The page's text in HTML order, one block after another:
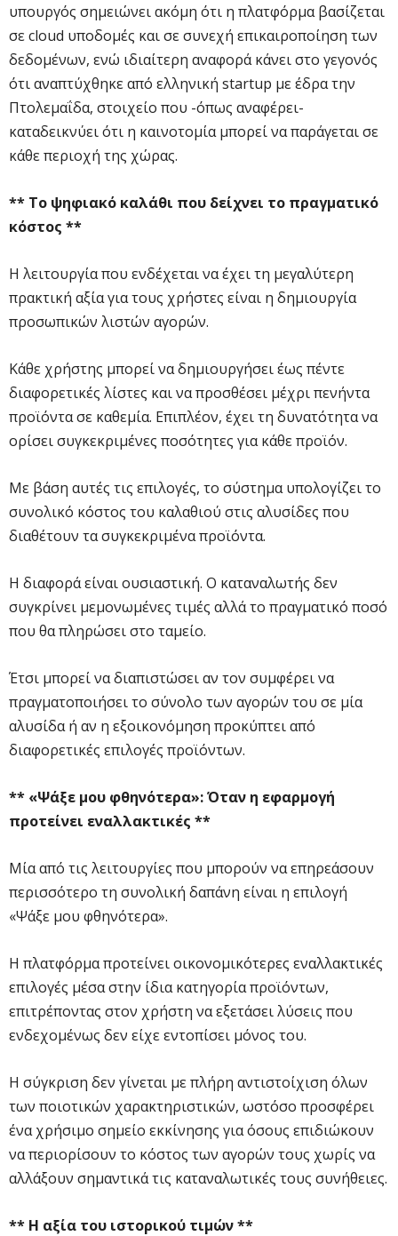
υπουργός σημειώνει ακόμη ότι η πλατφόρμα βασίζεται
σε cloud υποδομές και σε συνεχή επικαιροποίηση των
δεδομένων, ενώ ιδιαίτερη αναφορά κάνει στο γεγονός
ότι αναπτύχθηκε από ελληνική startup με έδρα την
Πτολεμαΐδα, στοιχείο που -όπως αναφέρει-
καταδεικνύει ότι η καινοτομία μπορεί να παράγεται σε
κάθε περιοχή της χώρας.
** Το ψηφιακό καλάθι που δείχνει το πραγματικό
κόστος **
Η λειτουργία που ενδέχεται να έχει τη μεγαλύτερη
πρακτική αξία για τους χρήστες είναι η δημιουργία
προσωπικών λιστών αγορών.
Κάθε χρήστης μπορεί να δημιουργήσει έως πέντε
διαφορετικές λίστες και να προσθέσει μέχρι πενήντα
προϊόντα σε καθεμία. Επιπλέον, έχει τη δυνατότητα να
ορίσει συγκεκριμένες ποσότητες για κάθε προϊόν.
Με βάση αυτές τις επιλογές, το σύστημα υπολογίζει το
συνολικό κόστος του καλαθιού στις αλυσίδες που
διαθέτουν τα συγκεκριμένα προϊόντα.
Η διαφορά είναι ουσιαστική. Ο καταναλωτής δεν
συγκρίνει μεμονωμένες τιμές αλλά το πραγματικό ποσό
που θα πληρώσει στο ταμείο.
Έτσι μπορεί να διαπιστώσει αν τον συμφέρει να
πραγματοποιήσει το σύνολο των αγορών του σε μία
αλυσίδα ή αν η εξοικονόμηση προκύπτει από
διαφορετικές επιλογές προϊόντων.
** «Ψάξε μου φθηνότερα»: Όταν η εφαρμογή
προτείνει εναλλακτικές **
Μία από τις λειτουργίες που μπορούν να επηρεάσουν
περισσότερο τη συνολική δαπάνη είναι η επιλογή
«Ψάξε μου φθηνότερα».
Η πλατφόρμα προτείνει οικονομικότερες εναλλακτικές
επιλογές μέσα στην ίδια κατηγορία προϊόντων,
επιτρέποντας στον χρήστη να εξετάσει λύσεις που
ενδεχομένως δεν είχε εντοπίσει μόνος του.
Η σύγκριση δεν γίνεται με πλήρη αντιστοίχιση όλων
των ποιοτικών χαρακτηριστικών, ωστόσο προσφέρει
ένα χρήσιμο σημείο εκκίνησης για όσους επιδιώκουν
να περιορίσουν το κόστος των αγορών τους χωρίς να
αλλάξουν σημαντικά τις καταναλωτικές τους συνήθειες.
** Η αξία του ιστορικού τιμών **